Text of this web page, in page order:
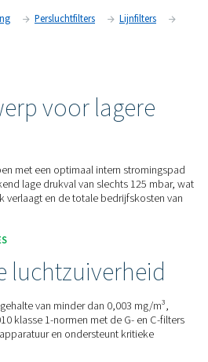
zijn perfect geschikt voor
op voor een offerte!
Persluchtfilters
voor